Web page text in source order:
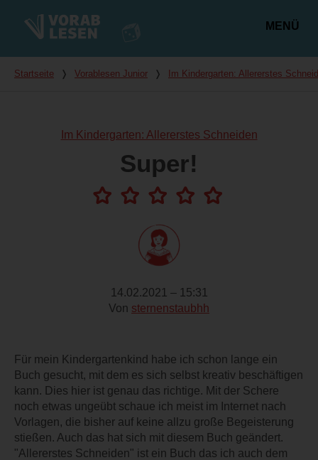
MENÜ
Du bist hier
Startseite ❭ Vorablesen Junior ❭ Im Kindergarten: Allererstes
Im Kindergarten: Allererstes Schneiden
Super!
14.02.2021 – 15:31
Von sternenstaubhh
Für mein Kindergartenkind habe ich schon lange ein
Buch gesucht, mit dem es sich selbst kreativ beschäftigen
kann. Dies hier ist genau das richtige. Mit der Schere
noch etwas ungeübt schaue ich meist im Internet nach
Vorlagen, die bisher auf keine allzu große Begeisterung
stießen. Auch das hat sich mit diesem Buch geändert.
"Allererstes Schneiden" ist ein Buch das ich auch dem